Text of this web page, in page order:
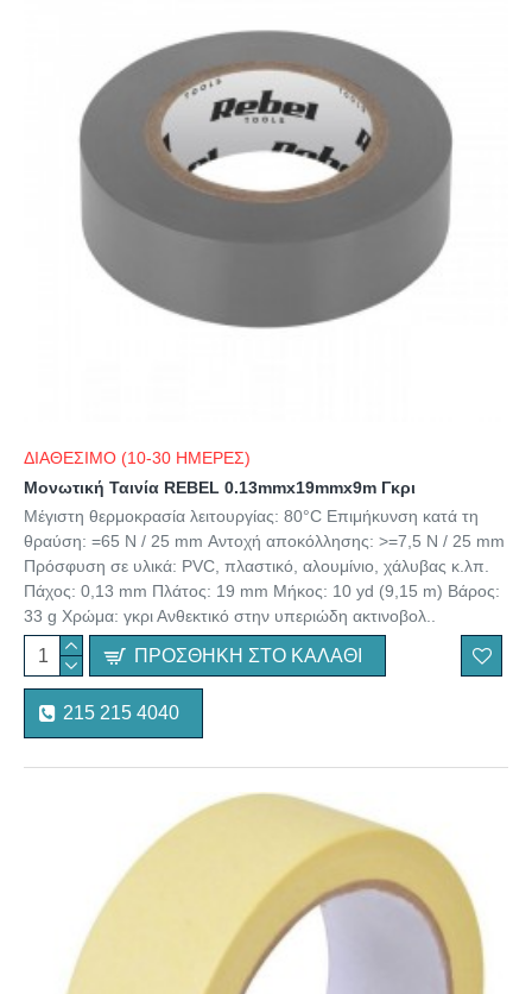
ΔΙΑΘΕΣΙΜΟ (10-30 ΗΜΕΡΕΣ)
Μονωτική Ταινία REBEL 0.13mmx19mmx9m Γκρι
Μέγιστη θερμοκρασία λειτουργίας: 80°C Επιμήκυνση κατά τη
θραύση: =65 N / 25 mm Αντοχή αποκόλλησης: >=7,5 N / 25 mm
Πρόσφυση σε υλικά: PVC, πλαστικό, αλουμίνιο, χάλυβας κ.λπ.
Πάχος: 0,13 mm Πλάτος: 19 mm Μήκος: 10 yd (9,15 m) Βάρος:
33 g Χρώμα: γκρι Ανθεκτικό στην υπεριώδη ακτινοβολ..
ΠΡΟΣΘΉΚΗ ΣΤΟ ΚΑΛΆΘΙ
215 215 4040